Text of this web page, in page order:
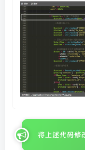
将上述代码修